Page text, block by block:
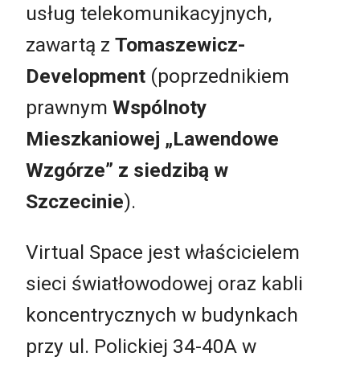
usług telekomunikacyjnych,
zawartą z Tomaszewicz-
Development (poprzednikiem
prawnym Wspólnoty
Mieszkaniowej „Lawendowe
Wzgórze” z siedzibą w
Szczecinie).
Virtual Space jest właścicielem
sieci światłowodowej oraz kabli
koncentrycznych w budynkach
przy ul. Polickiej 34-40A w